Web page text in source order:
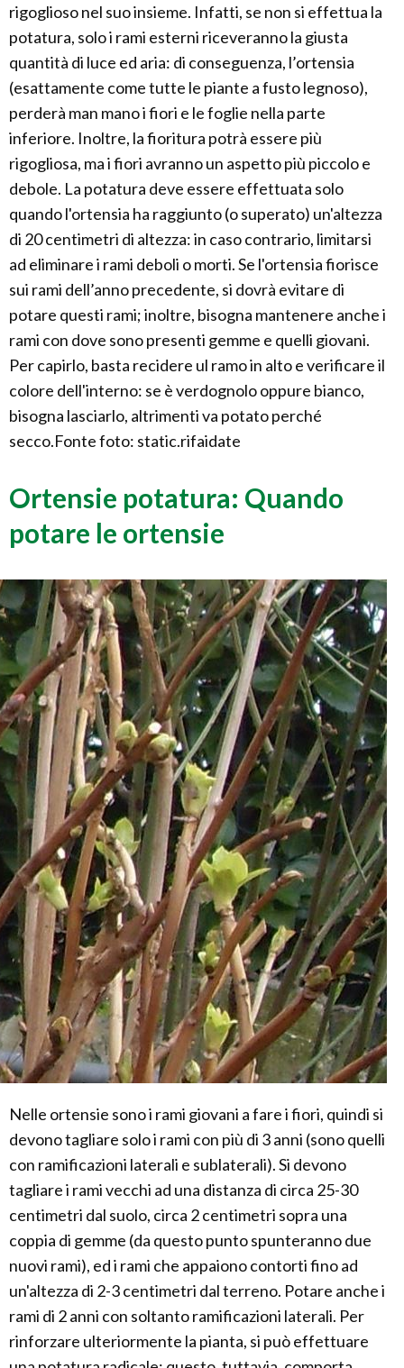
rigoglioso nel suo insieme. Infatti, se non si effettua la
potatura, solo i rami esterni riceveranno la giusta
quantità di luce ed aria: di conseguenza, l’ortensia
(esattamente come tutte le piante a fusto legnoso),
perderà man mano i fiori e le foglie nella parte
inferiore. Inoltre, la fioritura potrà essere più
rigogliosa, ma i fiori avranno un aspetto più piccolo e
debole. La potatura deve essere effettuata solo
quando l'ortensia ha raggiunto (o superato) un'altezza
di 20 centimetri di altezza: in caso contrario, limitarsi
ad eliminare i rami deboli o morti. Se l'ortensia fiorisce
sui rami dell’anno precedente, si dovrà evitare di
potare questi rami; inoltre, bisogna mantenere anche i
rami con dove sono presenti gemme e quelli giovani.
Per capirlo, basta recidere ul ramo in alto e verificare il
colore dell'interno: se è verdognolo oppure bianco,
bisogna lasciarlo, altrimenti va potato perché
secco.Fonte foto: static.rifaidate
Ortensie potatura: Quando
potare le ortensie
Nelle ortensie sono i rami giovani a fare i fiori, quindi si
devono tagliare solo i rami con più di 3 anni (sono quelli
con ramificazioni laterali e sublaterali). Si devono
tagliare i rami vecchi ad una distanza di circa 25-30
centimetri dal suolo, circa 2 centimetri sopra una
coppia di gemme (da questo punto spunteranno due
nuovi rami), ed i rami che appaiono contorti fino ad
un'altezza di 2-3 centimetri dal terreno. Potare anche i
rami di 2 anni con soltanto ramificazioni laterali. Per
rinforzare ulteriormente la pianta, si può effettuare